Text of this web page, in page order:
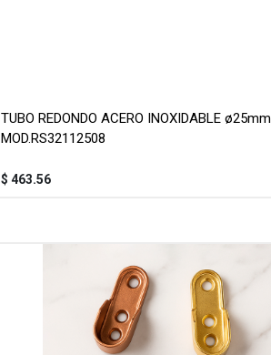
TUBO REDONDO ACERO INOXIDABLE ø25mm
MOD.RS32112508
$ 463.56